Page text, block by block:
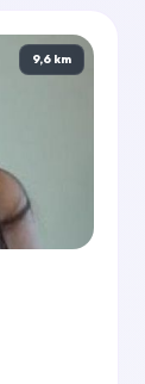
9,6 km